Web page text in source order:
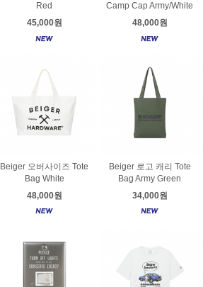
Red
45,000원
Camp Cap Army/White
48,000원
Beiger 오버사이즈 Tote
Bag White
48,000원
Beiger 로고 캐리 Tote
Bag Army Green
34,000원